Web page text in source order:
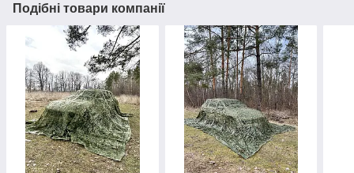
Подібні товари компанії